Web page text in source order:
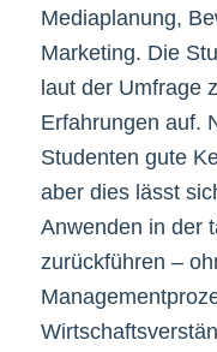
Mediaplanung,
Marketing. Die
laut der Umfrage
Erfahrungen auf.
Studenten gute
aber dies lässt
Anwenden in der
zurückführen –